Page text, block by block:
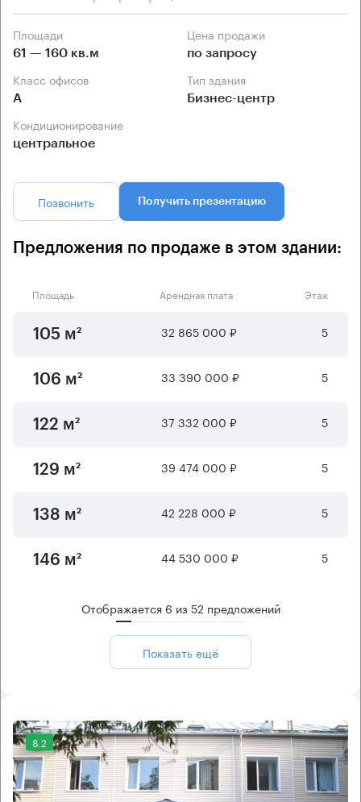
Площади
61 — 160 кв.м
Цена продажи
по запросу
Класс офисов
А
Тип здания
Бизнес-центр
Кондиционирование
центральное
Позвонить Получить презентацию
Предложения по продаже в этом здании:
Площадь Арендная плата Этаж
105 м² 32 865 000 ₽ 5
106 м² 33 390 000 ₽ 5
122 м² 37 332 000 ₽ 5
129 м² 39 474 000 ₽ 5
138 м² 42 228 000 ₽ 5
146 м² 44 530 000 ₽ 5
Отображается 6 из52 предложений
Показать ещё
8.2